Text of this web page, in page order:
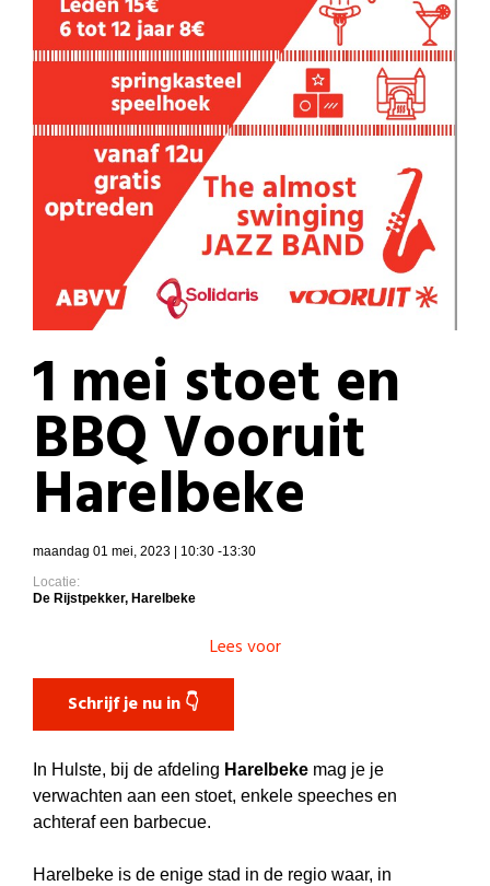
1 mei stoet en
BBQ Vooruit
Harelbeke
maandag 01 mei, 2023 | 10:30 -13:30
Locatie:
De Rijstpekker, Harelbeke
Lees voor
Schrijf je nu in 👇
In Hulste, bij de afdeling Harelbeke mag je je
verwachten aan een stoet, enkele speeches en
achteraf een barbecue.
Harelbeke is de enige stad in de regio waar, in